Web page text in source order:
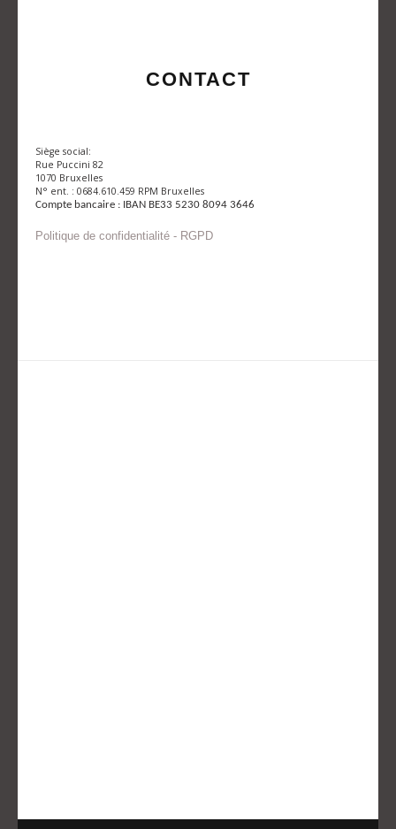
CONTACT
Siège social:
Rue Puccini 82
1070 Bruxelles
N° ent. : 0684.610.459 RPM Bruxelles
Compte bancaire : IBAN BE33 5230 8094 3646
Politique de confidentialité - RGPD